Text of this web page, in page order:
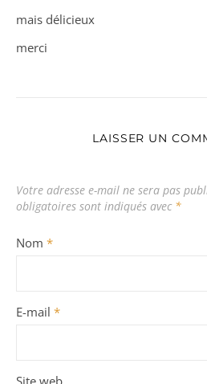
mais délicieux
merci
LAISSER UN
Votre adresse e-mail ne sera pas
obligatoires sont indiqués avec *
Nom *
E-mail *
Site web